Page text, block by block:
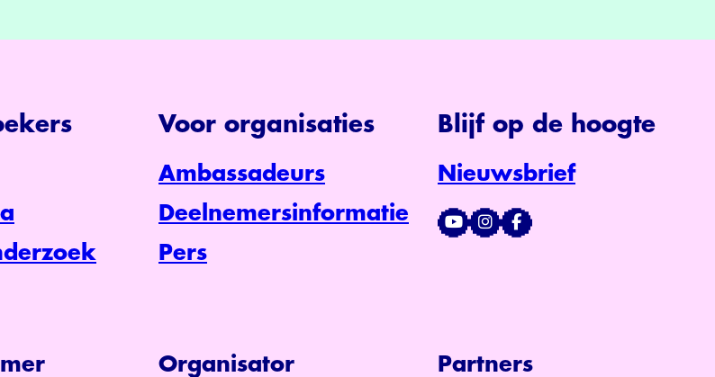
Voor organisaties
Ambassadeurs
Deelnemersinformatie
Pers
Blijf op de hoogte
Nieuwsbrief
Organisator Partners